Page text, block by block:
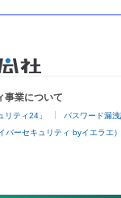
事業について
ティ24」 パスワード漏
バーセキュリティ byイエラエ）